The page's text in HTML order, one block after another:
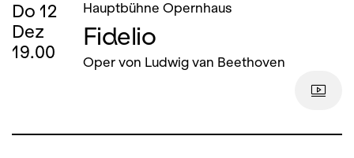
Do 12
Dez
19.00
Hauptbühne Opernhaus
Fidelio
Oper von Ludwig van Beethoven